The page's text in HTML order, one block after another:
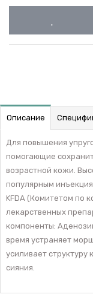
Описание
Для повышения
помогающие
возрастной кожи.
популярным
KFDA (Комитетом по
лекарственных
компоненты:
время устраняет
усиливает
сияния.